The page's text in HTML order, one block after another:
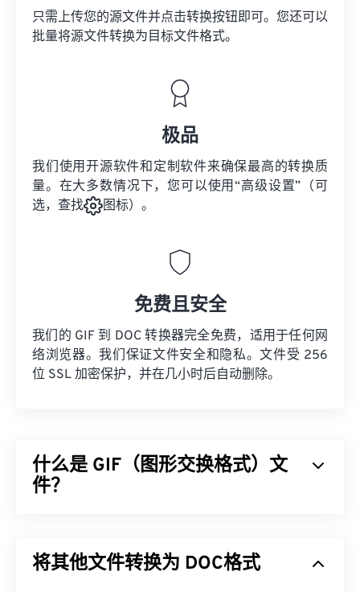
只需上传您的源文件并点击转换按钮即可。您还可以
批量将源文件转换为目标文件格式。
极品
我们使用开源软件和定制软件来确保最高的转换质
量。在大多数情况下，您可以使用“高级设置”（可
选，查找
图标）。
免费且安全
我们的 GIF 到 DOC 转换器完全免费，适用于任何网
络浏览器。我们保证文件安全和隐私。文件受 256
位 SSL 加密保护，并在几小时后自动删除。
什么是 GIF（图形交换格式）文
件？
缩的BMP文件格式不同，GIF 采用无损压缩
，并支持
将其他文件转换为 DOC格式